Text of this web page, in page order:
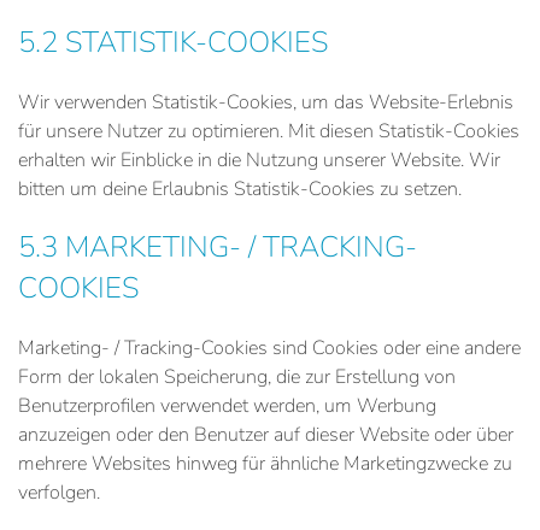
5.2 STATISTIK-COOKIES
Wir verwenden Statistik-Cookies, um das Website-Erlebnis
für unsere Nutzer zu optimieren. Mit diesen Statistik-Cookies
erhalten wir Einblicke in die Nutzung unserer Website. Wir
bitten um deine Erlaubnis Statistik-Cookies zu setzen.
5.3 MARKETING- / TRACKING-
COOKIES
Marketing- / Tracking-Cookies sind Cookies oder eine andere
Form der lokalen Speicherung, die zur Erstellung von
Benutzerprofilen verwendet werden, um Werbung
anzuzeigen oder den Benutzer auf dieser Website oder über
mehrere Websites hinweg für ähnliche Marketingzwecke zu
verfolgen.